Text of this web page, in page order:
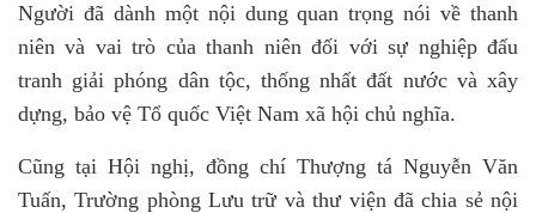
Người đã dành một nội dung quan trọng nói về thanh
niên và vai trò của thanh niên đối với sự nghiệp đấu
tranh giải phóng dân tộc, thống nhất đất nước và xây
dựng, bảo vệ Tổ quốc Việt Nam xã hội chủ nghĩa.
Cũng tại Hội nghị, đồng chí Thượng tá Nguyễn Văn
Tuấn, Trường phòng Lưu trữ và thư viện đã chia sẻ nội